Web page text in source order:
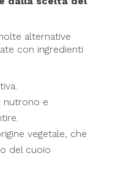
alternative
con ingredienti
nutrono e
vegetale, che
del cuoio